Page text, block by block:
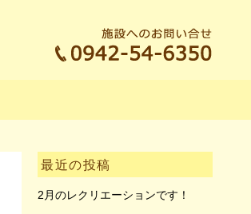
最近の投稿
2月のレクリエーションです！